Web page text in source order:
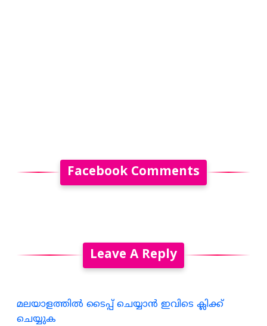
Facebook Comments
Leave A Reply
മലയാളത്തില്‍ ടൈപ്പ് ചെയ്യാന്‍ ഇവിടെ ക്ലിക്ക്
ചെയ്യുക